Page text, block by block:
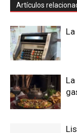
Artículos